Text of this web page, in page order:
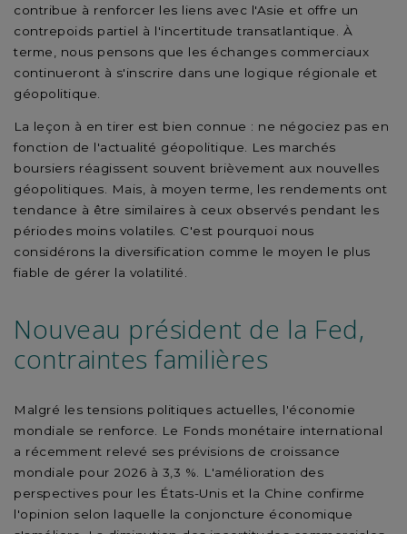
contribue à renforcer les liens avec l'Asie et offre un
contrepoids partiel à l'incertitude transatlantique. À
terme, nous pensons que les échanges commerciaux
continueront à s'inscrire dans une logique régionale et
géopolitique.
La leçon à en tirer est bien connue : ne négociez pas en
fonction de l'actualité géopolitique. Les marchés
boursiers réagissent souvent brièvement aux nouvelles
géopolitiques. Mais, à moyen terme, les rendements ont
tendance à être similaires à ceux observés pendant les
périodes moins volatiles. C'est pourquoi nous
considérons la diversification comme le moyen le plus
fiable de gérer la volatilité.
Nouveau président de la Fed,
contraintes familières
Malgré les tensions politiques actuelles, l'économie
mondiale se renforce. Le Fonds monétaire international
a récemment relevé ses prévisions de croissance
mondiale pour 2026 à 3,3 %. L'amélioration des
perspectives pour les États-Unis et la Chine confirme
l'opinion selon laquelle la conjoncture économique